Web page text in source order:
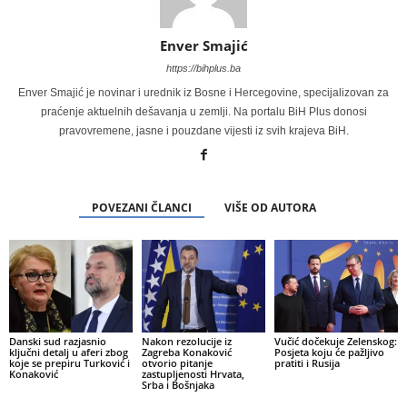
Enver Smajić
https://bihplus.ba
Enver Smajić je novinar i urednik iz Bosne i Hercegovine, specijalizovan za
praćenje aktuelnih dešavanja u zemlji. Na portalu BiH Plus donosi
pravovremene, jasne i pouzdane vijesti iz svih krajeva BiH.
POVEZANI ČLANCI VIŠE OD AUTORA
Danski sud razjasnio
ključni detalj u aferi zbog
koje se prepiru Turković i
Konaković
Nakon rezolucije iz
Zagreba Konaković
otvorio pitanje
zastupljenosti Hrvata,
Srba i Bošnjaka
Vučić dočekuje Zelenskog:
Posjeta koju će pažljivo
pratiti i Rusija